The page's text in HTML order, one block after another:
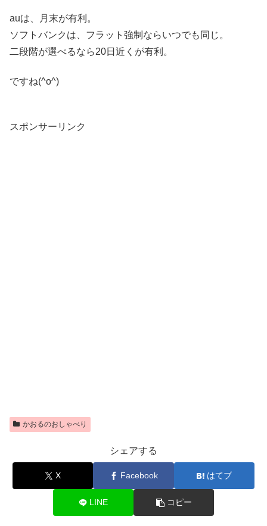
auは、月末が有利。
ソフトバンクは、フラット強制ならいつでも同じ。
二段階が選べるなら20日近くが有利。
ですね(^o^)
スポンサーリンク
かおるのおしゃべり
シェアする
X Facebook はてブ
LINE コピー